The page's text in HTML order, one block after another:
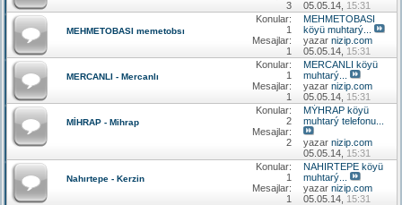
3
05.05.14, 15:31
MEHMETOBASI memetobsı
Konular:
1
Mesajlar:
1
MEHMETOBASI
köyü muhtarý...
yazar nizip.com
05.05.14, 15:31
MERCANLI - Mercanlı
Konular:
1
Mesajlar:
1
MERCANLI köyü
muhtarý...
yazar nizip.com
05.05.14, 15:31
MİHRAP - Mihrap
Konular:
2
Mesajlar:
2
MÝHRAP köyü
muhtarý telefonu...
yazar nizip.com
05.05.14, 15:31
Nahırtepe - Kerzin
Konular:
1
Mesajlar:
1
NAHIRTEPE köyü
muhtarý...
yazar nizip.com
05.05.14, 15:31